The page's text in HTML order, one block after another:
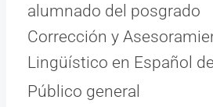
alumnado del posgrado
Corrección y
Lingüístico en Español
Público general